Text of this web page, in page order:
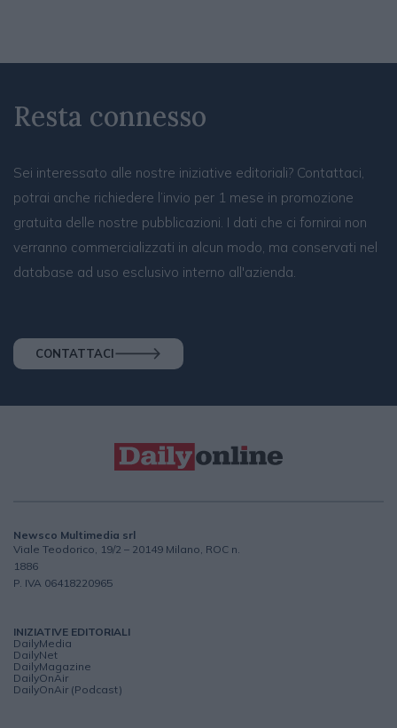
Resta connesso
Sei interessato alle nostre iniziative editoriali? Contattaci,
potrai anche richiedere l’invio per 1 mese in promozione
gratuita delle nostre pubblicazioni. I dati che ci fornirai non
verranno commercializzati in alcun modo, ma conservati nel
database ad uso esclusivo interno all'azienda.
CONTATTACI
Newsco Multimedia srl
Viale Teodorico, 19/2 – 20149 Milano, ROC n.
1886
P. IVA 06418220965
INIZIATIVE EDITORIALI
DailyMedia
DailyNet
DailyMagazine
DailyOnAir
DailyOnAir (Podcast)